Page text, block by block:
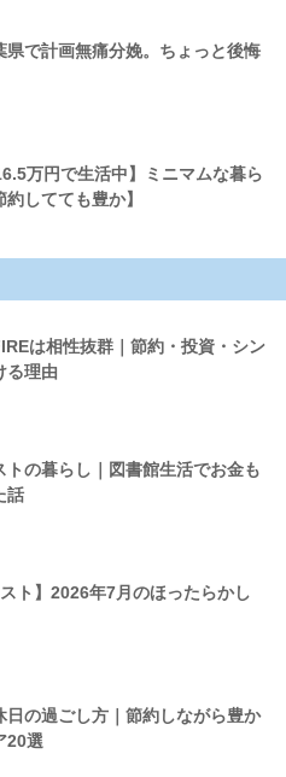
県で計画無痛分娩。ちょっと後悔
万円で生活中】ミニマムな暮ら
してても豊か】
は相性抜群｜節約・投資・シン
る理由
トの暮らし｜図書館生活でお金も
話
スト】2026年7月のほったらかし
日の過ごし方｜節約しながら豊か
20選